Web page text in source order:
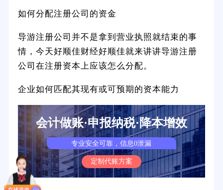
如何分配注册公司的资金
导游注册公司并不是拿到营业执照就结束的事
情，今天好顺佳财经好顺佳就来讲讲导游注册
公司在注册资本上应该怎么分配。
企业如何匹配其现有或可预期的资本能力
会计做账·申报纳税·降本增效
专业安全可靠，信息0泄漏
定制代账方案